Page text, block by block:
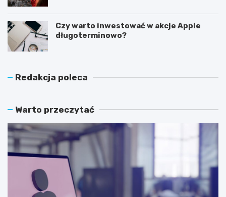
Czy warto inwestować w akcje Apple
długoterminowo?
Redakcja poleca
Warto przeczytać